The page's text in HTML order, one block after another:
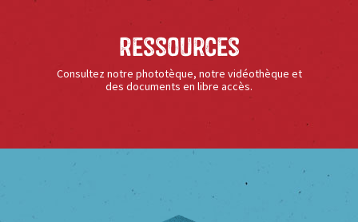
Ressources
Consultez notre phototèque, notre vidéothèque et
des documents en libre accès.